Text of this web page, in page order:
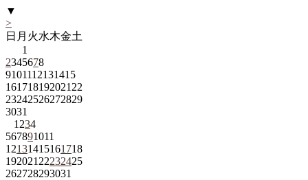
▼
>
日 月 火水木金土
1
2345678
9101112131415
161718192021 22
23242526272829
3031
1 234
567891011
12131415161718
192021 22232425
262728293031